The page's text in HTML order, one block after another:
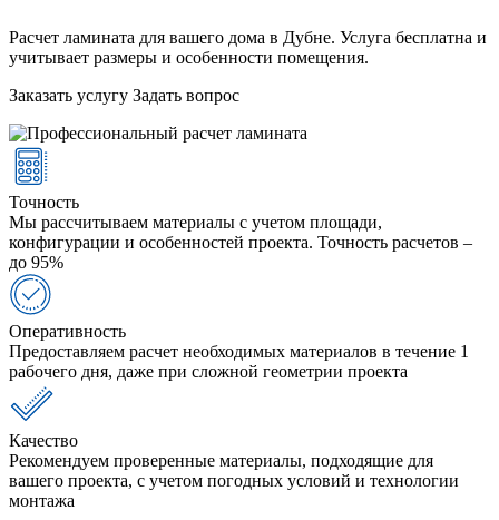
Расчет ламината для вашего дома в Дубне. Услуга бесплатна и
учитывает размеры и особенности помещения.
Заказать услугу Задать вопрос
Точность
Мы рассчитываем материалы с учетом площади,
конфигурации и особенностей проекта. Точность расчетов –
до 95%
Оперативность
Предоставляем расчет необходимых материалов в течение 1
рабочего дня, даже при сложной геометрии проекта
Качество
Рекомендуем проверенные материалы, подходящие для
вашего проекта, с учетом погодных условий и технологии
монтажа